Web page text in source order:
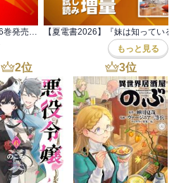
もっと見る
2位 3位